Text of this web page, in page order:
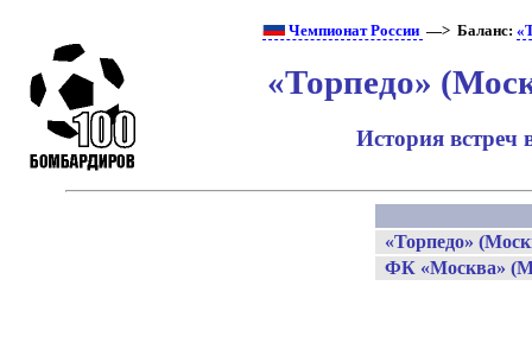
Чемпионат России —> Баланс:
«Торпедо»
История встреч
«Торпедо»
ФК «Москва»